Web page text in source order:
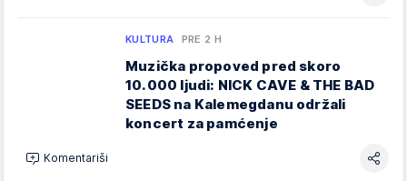
KULTURA PRE 2 H
Muzička propoved pred skoro
10.000 ljudi: NICK CAVE & THE BAD
SEEDS na Kalemegdanu održali
koncert za pamćenje
Komentariši